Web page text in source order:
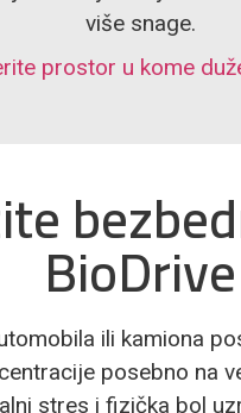
više snage.
prostor u kome
BioDrive
ili kamiona
posebno na
stres i fizička bol